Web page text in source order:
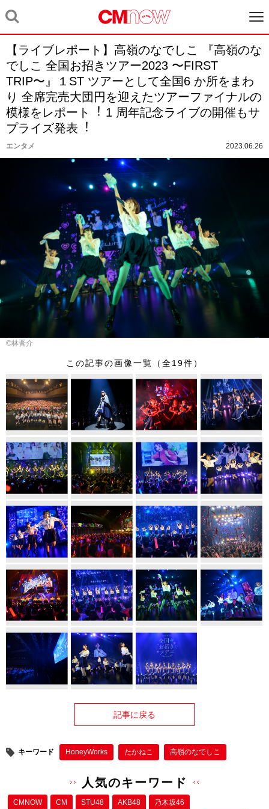
【ライブレポート】⾼嶺のなでしこ 『⾼嶺のな
でしこ 全国お招きツアー2023 〜FIRST
TRIP〜』１ST ツアーとして全国6 か所をまわ
り 全席完売⼤団円を迎えたツアーファイナルの
模様をレポート︕ 1 周年記念ライブの開催もサ
プライズ発表︕
エンタメ 2023.06.26
©林晋介
この記事の画像一覧（全19件）
記事に戻る
キーワード HoneyWorks たかねこ 高嶺のなでしこ
人気のキーワード
CMNOW CM STU48 AKB48 乃木坂46